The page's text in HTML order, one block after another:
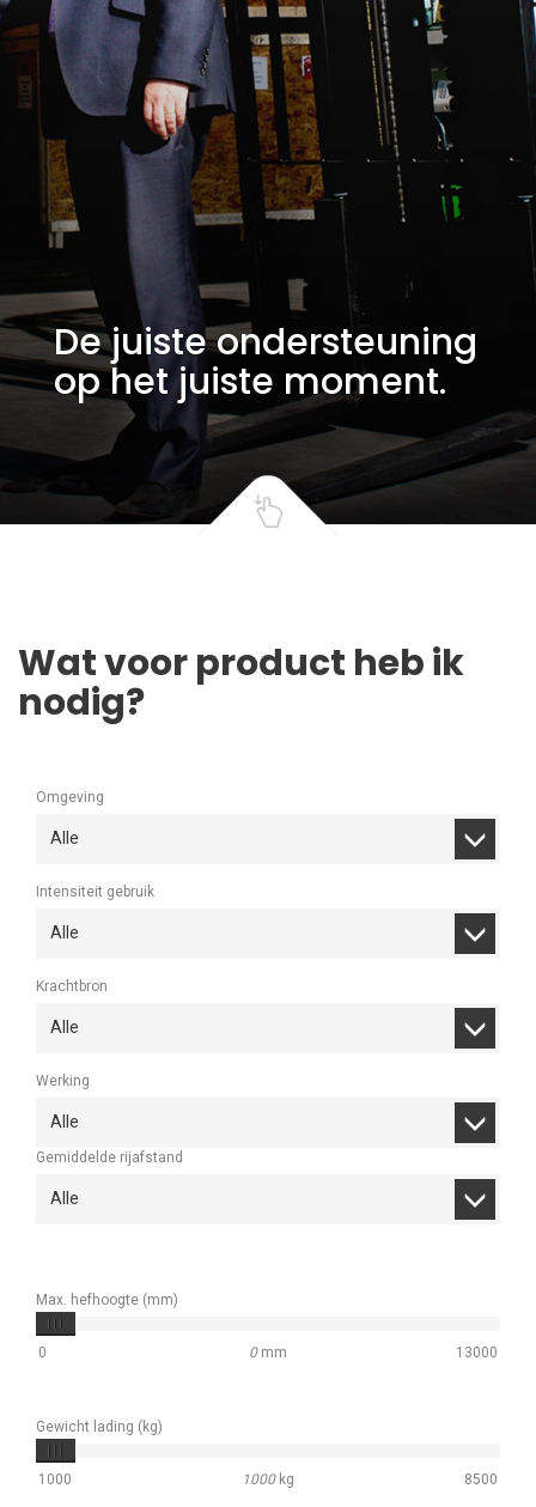
De juiste ondersteuning
op het juiste moment.
Wat voor product heb ik
nodig?
Omgeving
Alle
Intensiteit gebruik
Alle
Krachtbron
Alle
Werking
Alle
Gemiddelde rijafstand
Alle
Max. hefhoogte (mm)
0 0mm 13000
Gewicht lading (kg)
1000 1000kg 8500